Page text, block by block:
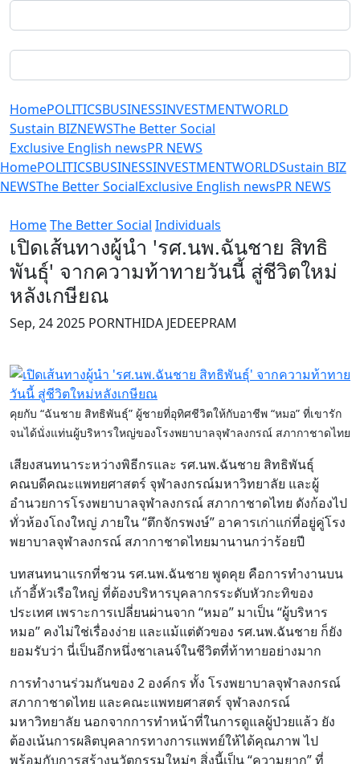
HomePOLITICSBUSINESSINVESTMENTWORLD
Sustain BIZNEWSThe Better Social
Exclusive English newsPR NEWS
HomePOLITICSBUSINESSINVESTMENTWORLDSustain BIZ
NEWSThe Better SocialExclusive English newsPR NEWS
HomeThe Better Social Individuals
เปิดเส้นทางผู้นำ 'รศ.นพ.ฉันชาย สิทธิ
พันธุ์' จากความท้าทายวันนี้ สู่ชีวิตใหม่
หลังเกษียณ
Sep, 24 2025 PORNTHIDA JEDEEPRAM
คุยกับ “ฉันชาย สิทธิพันธุ์” ผู้ชายที่อุทิศชีวิตให้กับอาชีพ “หมอ” ที่เขารัก
จนได้นั่งแท่นผู้บริหารใหญ่ของโรงพยาบาลจุฬาลงกรณ์ สภากาชาดไทย
เสียงสนทนาระหว่างพิธีกรและ รศ.นพ.ฉันชาย สิทธิพันธุ์
คณบดีคณะแพทยศาสตร์ จุฬาลงกรณ์มหาวิทยาลัย และผู้
อำนวยการโรงพยาบาลจุฬาลงกรณ์ สภากาชาดไทย ดังก้องไป
ทั่วห้องโถงใหญ่ ภายใน “ตึกจักรพงษ์” อาคารเก่าแก่ที่อยู่คู่โรง
พยาบาลจุฬาลงกรณ์ สภากาชาดไทยมานานกว่าร้อยปี
บทสนทนาแรกที่ชวน รศ.นพ.ฉันชาย พูดคุย คือการทำงานบน
เก้าอี้หัวเรือใหญ่ ที่ต้องบริหารบุคลากรระดับหัวกะทิของ
ประเทศ เพราะการเปลี่ยนผ่านจาก “หมอ” มาเป็น “ผู้บริหาร
หมอ” คงไม่ใช่เรื่องง่าย และแม้แต่ตัวของ รศ.นพ.ฉันชาย ก็ยัง
ยอมรับว่า นี่เป็นอีกหนึ่งชาเลนจ์ในชีวิตที่ท้าทายอย่างมาก
การทำงานร่วมกันของ 2 องค์กร ทั้ง โรงพยาบาลจุฬาลงกรณ์
สภากาชาดไทย และคณะแพทยศาสตร์ จุฬาลงกรณ์
มหาวิทยาลัย นอกจากการทำหน้าที่ในการดูแลผู้ป่วยแล้ว ยัง
ต้องเน้นการผลิตบุคลากรทางการแพทย์ให้ได้คุณภาพ ไป
พร้อมกับการสร้างนวัตกรรมใหม่ๆ สิ่งนี้เป็น “ความยาก” ที่